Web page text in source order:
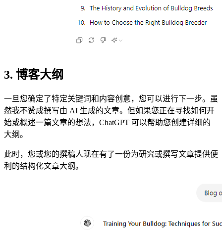
3. 博客大纲
一旦您确定了特定关键词和内容创意，您可以进行下一步。虽
然我不赞成撰写由 AI 生成的文章。但如果您正在寻找如何开
始或概述一篇文章的想法，ChatGPT 可以帮助您创建详细的
大纲。
此时，您或您的撰稿人现在有了一份为研究或撰写文章提供便
利的结构化文章大纲。